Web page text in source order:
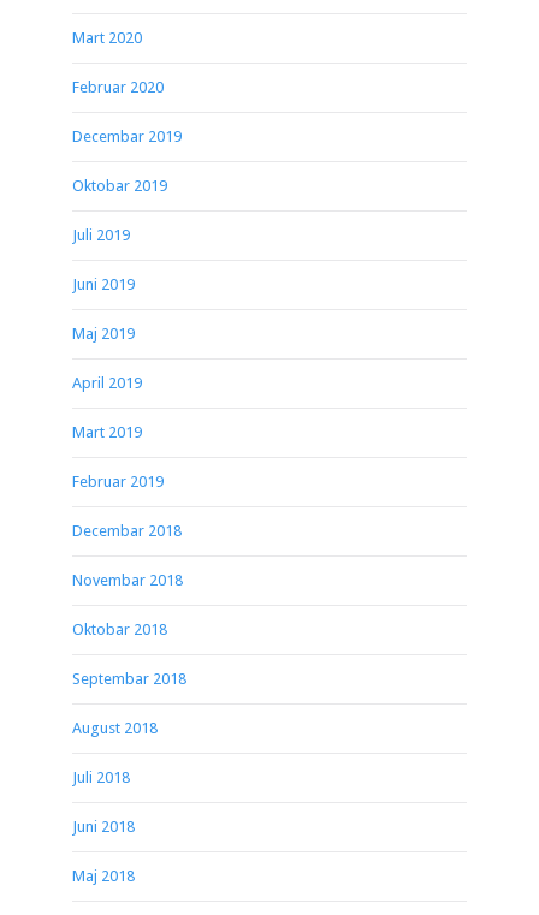
Mart 2020
Februar 2020
Decembar 2019
Oktobar 2019
Juli 2019
Juni 2019
Maj 2019
April 2019
Mart 2019
Februar 2019
Decembar 2018
Novembar 2018
Oktobar 2018
Septembar 2018
August 2018
Juli 2018
Juni 2018
Maj 2018